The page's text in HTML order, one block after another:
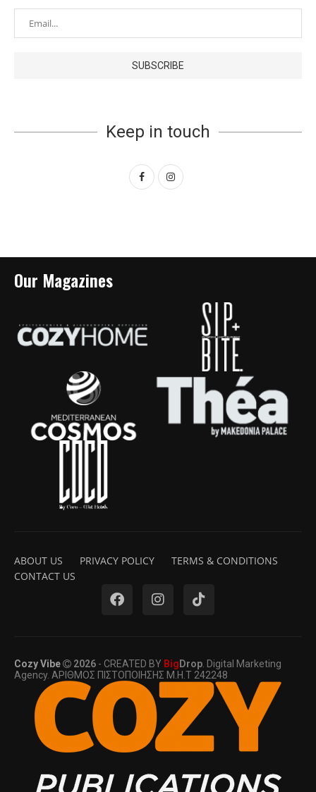
Keep in touch
Our Magazines
ABOUT US PRIVACY POLICY
TERMS & CONDITIONS
CONTACT US
Cozy Vibe 2026 - CREATED BY BigDrop . Digital Marketing
Agency. ΑΡΙΘΜΟΣ ΠΙΣΤΟΠΟΙΗΣΗΣ Μ.Η.Τ 242248